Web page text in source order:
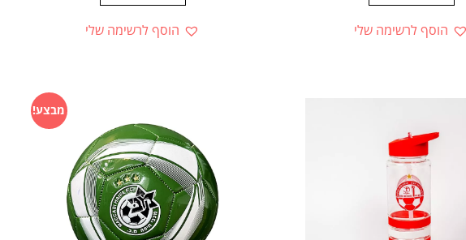
הוסף לרשימה שלי הוסף לרשימה שלי
מבצע!